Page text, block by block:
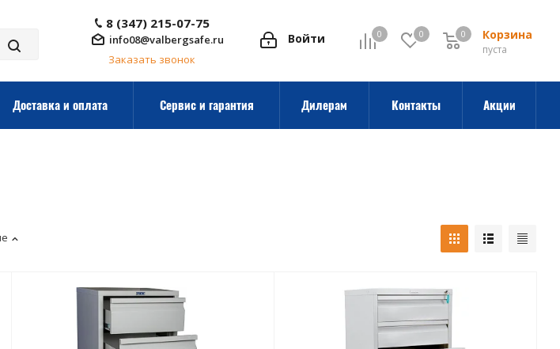
0 0 Корзина
0
пуста
0
Войти
8 (347) 215-07-75
info08@valbergsafe.ru
Заказать звонок
Доставка и оплата Сервис и гарантия Дилерам Контакты Акции